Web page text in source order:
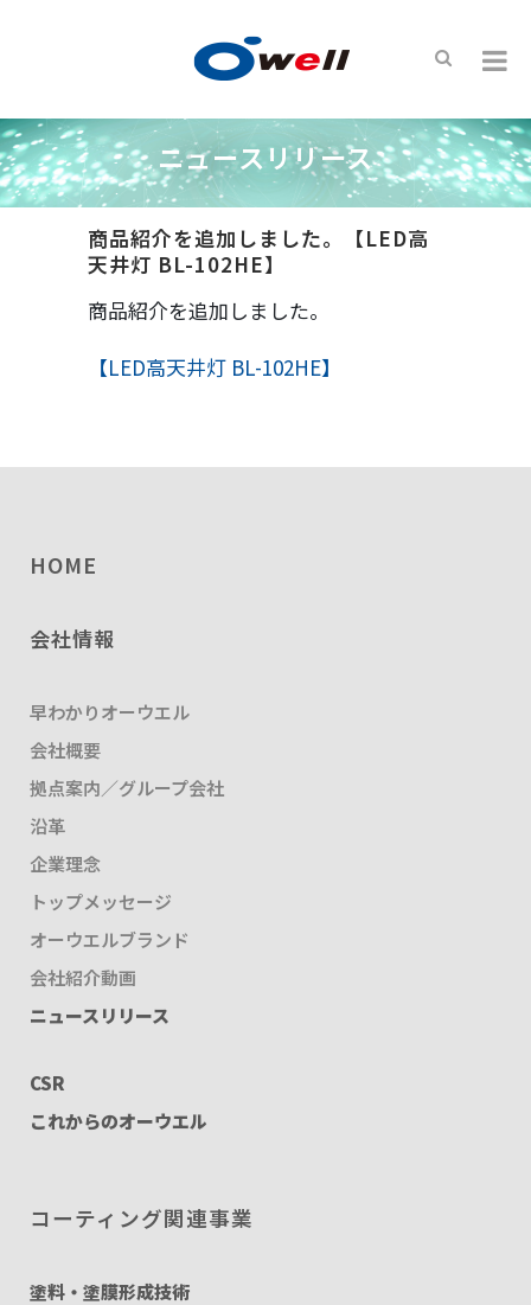
ニュースリリース
商品紹介を追加しました。【LED高
天井灯 BL-102HE】
商品紹介を追加しました。
【LED高天井灯 BL-102HE】
HOME
会社情報
早わかりオーウエル
会社概要
拠点案内／グループ会社
沿革
企業理念
トップメッセージ
オーウエルブランド
会社紹介動画
ニュースリリース
CSR
これからのオーウエル
コーティング関連事業
塗料・塗膜形成技術